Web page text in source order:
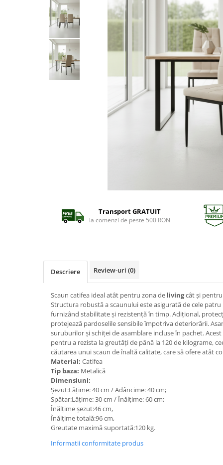
Transport GRATUIT
la comenzi de peste 500 RON
Descriere Review-uri (0)
Scaun catifea ideal atât pentru zona de livingcât și
Structura robustă a scaunului este asigurată de cele
furnizând stabilitate și rezistență în timp. Adițional,
protejează pardoselile sensibile împotriva deteriorării.
suruburilor și schiței de asamblare incluse în pachet.
pentru a rezista la greutăți de până la 120 de kilograme,
căutarea unui scaun de înaltă calitate, care să ofere atât
Material: Catifea
Tip baza: Metalică
Dimensiuni:
Șezut:Lățime: 40 cm / Adâncime: 40 cm;
Spătar:Lățime: 30 cm / Înălțime: 60 cm;
Înălțime șezut:46 cm,
Înălțime totală:96 cm,
Greutate maximă suportată:120 kg.
Informatii conformitate produs